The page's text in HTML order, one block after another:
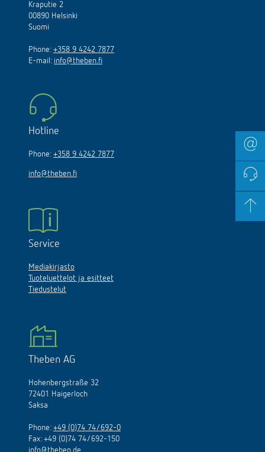
Kraputie 2
00890 Helsinki
Suomi
Phone: +358 9 4242 7877
E-mail: info@theben.fi
Hotline
Phone: +358 9 4242 7877
info@theben.fi
Service
Mediakirjasto
Tuoteluettelot ja esitteet
Tiedustelut
Theben AG
Hohenbergstraße 32
72401 Haigerloch
Saksa
Phone: +49 (0)74 74/692-0
Fax: +49 (0)74 74/692-150
info@theben.de